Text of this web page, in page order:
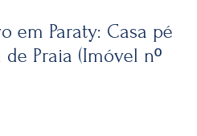
em Paraty: Casa pé
Praia (Imóvel nº